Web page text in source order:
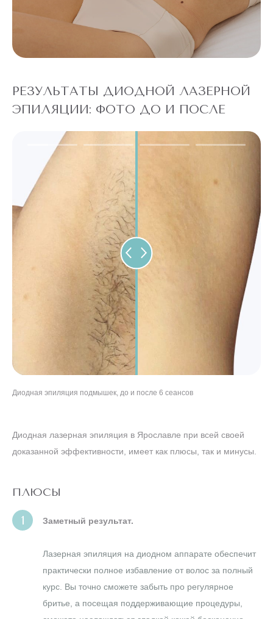
РЕЗУЛЬТАТЫ ДИОДНОЙ ЛАЗЕРНОЙ
ЭПИЛЯЦИИ: ФОТО ДО И ПОСЛЕ
Диодная эпиляция подмышек, до и после 6 сеансов
Диодная эпиляция ног, до и после 8 сеансов
Диодная эпиляция бикини, до и после 5 сеансов
"Диодная эпиляция лица, до и после 7 сеансов
Диодная лазерная эпиляция в Ярославле при всей своей
доказанной эффективности, имеет как плюсы, так и минусы.
ПЛЮСЫ
Заметный результат.
Лазерная эпиляция на диодном аппарате обеспечит
практически полное избавление от волос за полный
курс. Вы точно сможете забыть про регулярное
бритье, а посещая поддерживающие процедуры,